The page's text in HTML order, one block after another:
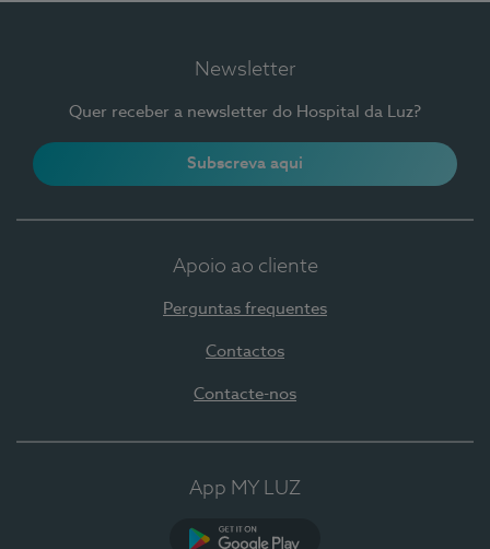
Newsletter
Quer receber a newsletter do Hospital da Luz?
Subscreva aqui
Apoio ao cliente
Perguntas frequentes
Contactos
Contacte-nos
App MY LUZ